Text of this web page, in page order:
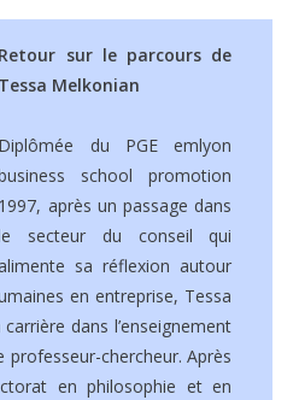
Retour sur le parcours de
Tessa Melkonian
Diplômée du PGE emlyon
school promotion
1997, après un passage dans
secteur du conseil qui
sa réflexion autour
en entreprise, Tessa
dans l’enseignement
professeur-chercheur. Après
en philosophie et en